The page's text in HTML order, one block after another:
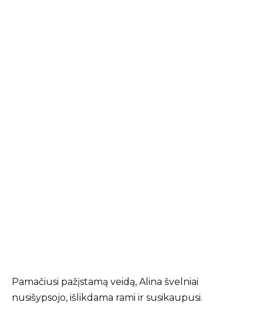
Pamačiusi pažįstamą veidą, Alina švelniai
nusišypsojo, išlikdama rami ir susikaupusi.